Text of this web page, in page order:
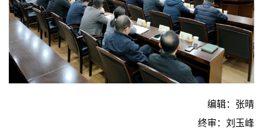
编辑：张晴
终审：刘玉峰